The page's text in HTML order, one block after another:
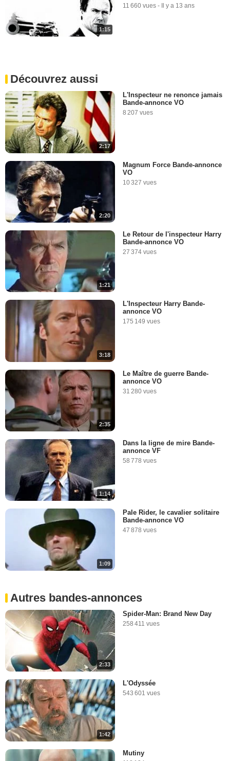
1:15
11 660 vues - Il y a 13 ans
Découvrez aussi
2:17
L'Inspecteur ne renonce jamais
Bande-annonce VO
8 207 vues
2:20
Magnum Force Bande-annonce
VO
10 327 vues
1:21
Le Retour de l'inspecteur Harry
Bande-annonce VO
27 374 vues
3:18
L'Inspecteur Harry Bande-
annonce VO
175 149 vues
2:35
Le Maître de guerre Bande-
annonce VO
31 280 vues
1:14
Dans la ligne de mire Bande-
annonce VF
58 778 vues
1:09
Pale Rider, le cavalier solitaire
Bande-annonce VO
47 878 vues
Autres bandes-annonces
2:33
Spider-Man: Brand New Day
258 411 vues
1:42
L'Odyssée
543 601 vues
Mutiny